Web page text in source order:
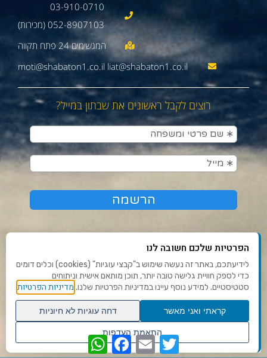
03-910-0710
052-8907103 (מכירות)
moti@shabaton1.co.il liat@shabaton1.co.il
רוצים לקבל ראשונים את שבתון במייל?
תנאי שימוש ומדיניות פרטיות
פנו אלינו
הצהרת נגישות
Ⓒ 2020 - כל הזכויות שמורות לשבתון WhatsAppFacebookEmailTwitter לראש
העמוד
הפרטיות שלכם חשובה לנו
לידיעתכם, באתר זה נעשה שימוש ב"קבצי עוגיות" (cookies) וכלים דומים
כדי לספק חוויית גלישה טובה יותר, תוכן מותאם אישית וניתוחים
סטטיסטיים. למידע נוסף עיינו במדיניות הפרטיות שלנו. מדיניות הפרטיות
קראתי ואני מאשר
דחה עוגיות לא חיוניות
התאמת העדפות
שנו העדפות פרטיות